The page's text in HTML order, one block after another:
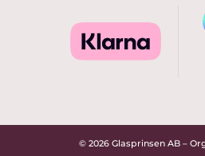
© 2026 Glasprinsen AB –